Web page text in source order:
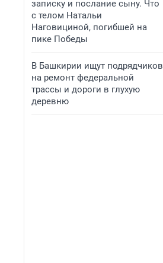
записку и послание сыну. Что
с телом Натальи
Наговициной, погибшей на
пике Победы
В Башкирии ищут подрядчиков
на ремонт федеральной
трассы и дороги в глухую
деревню